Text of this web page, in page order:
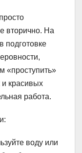
вторично. На
подготовке
«проступить»
красивых
работа.
воду или